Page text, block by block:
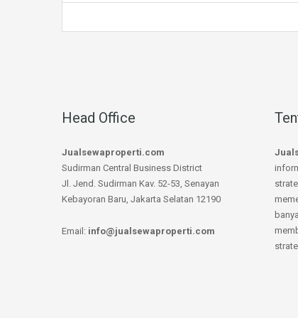
Head Office
Jualsewaproperti.com
Sudirman Central Business District
Jl. Jend. Sudirman Kav. 52-53, Senayan
Kebayoran Baru, Jakarta Selatan 12190
Email: info@jualsewaproperti.com